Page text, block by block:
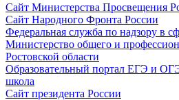
Сайт Министерства Просвещения
Сайт Народного Фронта России
Федеральная служба по надзору в
Министерство общего и
Ростовской области
Образовательный портал ЕГЭ и
школа
Сайт президента России